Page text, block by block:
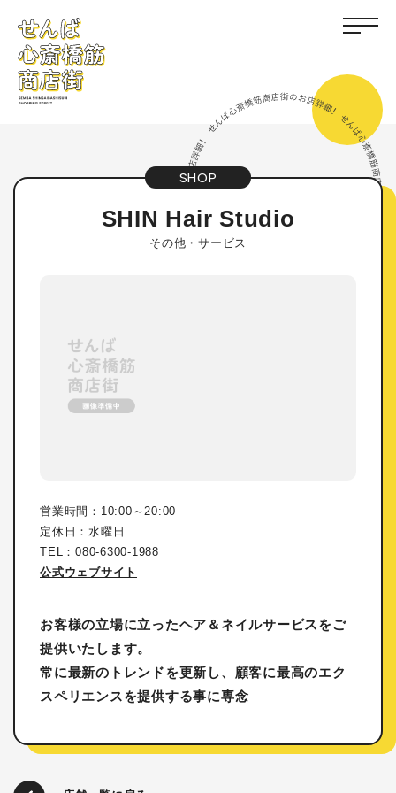
SHOP
SHIN Hair Studio
その他・サービス
営業時間：10:00～20:00
定休日：水曜日
TEL：080-6300-1988
公式ウェブサイト
お客様の立場に立ったヘア＆ネイルサービスをご
提供いたします。
常に最新のトレンドを更新し、顧客に最高のエク
スペリエンスを提供する事に専念